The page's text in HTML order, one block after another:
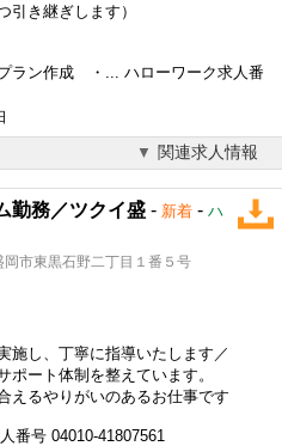
き継ぎします）
ラン作成 ・... ハローワーク求人番
関連求人情報
勤務／ツクイ盛 - 新着 - ハ
市東黒石野二丁目１番５号
施し、丁寧に指導いたします／
ポート体制を整えています。
えるやりがいのあるお仕事です
番号 04010-41807561